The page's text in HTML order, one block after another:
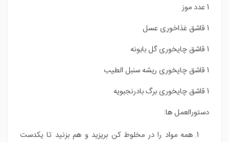
1 عدد موز
1 قاشق غذاخوری عسل
1 قاشق چایخوری گل بابونه
1 قاشق چایخوری ریشه سنبل الطیب
1 قاشق چایخوری برگ بادرنجبویه
دستورالعمل ها:
همه مواد را در مخلوط کن بریزید و هم بزنید تا یکدست